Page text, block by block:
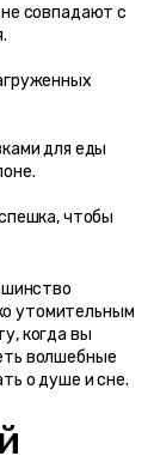
совпадают с
для еды
чтобы
утомительным
когда вы
волшебные
о душе и сне.